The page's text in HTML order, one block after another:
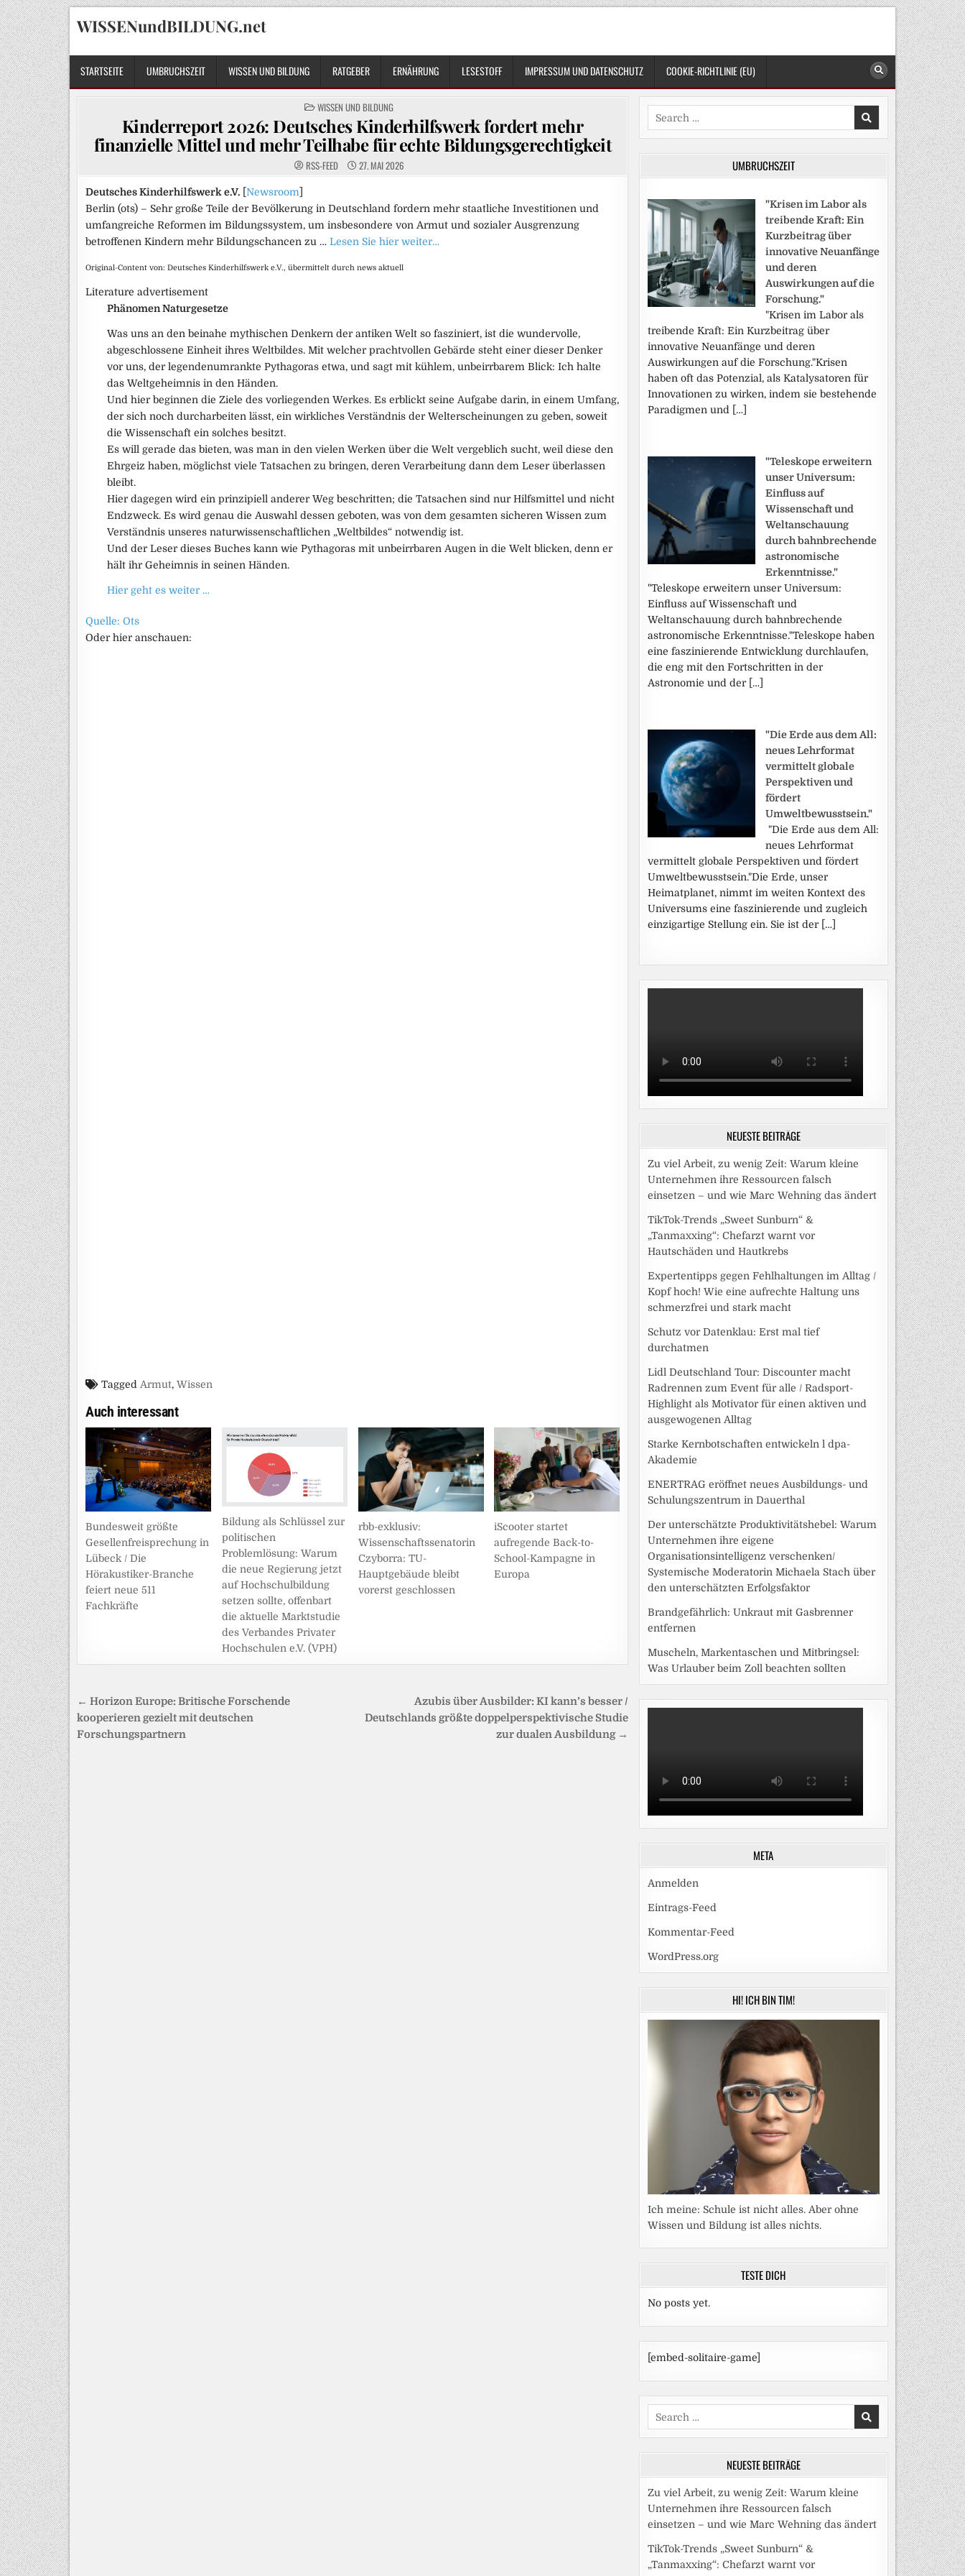
Skip
to
content
WISSENundBILDUNG.net
STARTSEITE UMBRUCHSZEIT WISSEN UND BILDUNG RATGEBER ERNÄHRUNG LESESTOFF IMPRESSUM UND DATENSCHUTZ COOKIE-RICHTLINIE (EU)
POSTED
IN
WISSEN UND BILDUNG
Kinderreport 2026: Deutsches Kinderhilfswerk fordert mehr
finanzielle Mittel und mehr Teilhabe für echte Bildungsgerechtigkeit
RSS-FEED 27. MAI 2026
Deutsches Kinderhilfswerk e.V. Newsroom
Berlin (ots) – Sehr große Teile der Bevölkerung in Deutschland fordern mehr staatliche Investitionen und
umfangreiche Reformen im Bildungssystem, um insbesondere von Armut und sozialer Ausgrenzung
betroffenen Kindern mehr Bildungschancen zu … Lesen Sie hier weiter…
Original-Content von: Deutsches Kinderhilfswerk e.V., übermittelt durch news aktuell
Literature advertisement
Phänomen Naturgesetze
Was uns an den beinahe mythischen Denkern der antiken Welt so fasziniert, ist die wundervolle,
abgeschlossene Einheit ihres Weltbildes. Mit welcher prachtvollen Gebärde steht einer dieser Denker
vor uns, der legendenumrankte Pythagoras etwa, und sagt mit kühlem, unbeirrbarem Blick: Ich halte
das Weltgeheimnis in den Händen.
Und hier beginnen die Ziele des vorliegenden Werkes. Es erblickt seine Aufgabe darin, in einem Umfang,
der sich noch durcharbeiten lässt, ein wirkliches Verständnis der Welterscheinungen zu geben, soweit
die Wissenschaft ein solches besitzt.
Es will gerade das bieten, was man in den vielen Werken über die Welt vergeblich sucht, weil diese den
Ehrgeiz haben, möglichst viele Tatsachen zu bringen, deren Verarbeitung dann dem Leser überlassen
bleibt.
Hier dagegen wird ein prinzipiell anderer Weg beschritten; die Tatsachen sind nur Hilfsmittel und nicht
Endzweck. Es wird genau die Auswahl dessen geboten, was von dem gesamten sicheren Wissen zum
Verständnis unseres naturwissenschaftlichen „Weltbildes“ notwendig ist.
Und der Leser dieses Buches kann wie Pythagoras mit unbeirrbaren Augen in die Welt blicken, denn er
hält ihr Geheimnis in seinen Händen.
Hier geht es weiter …
Quelle: Ots
Oder hier anschauen:
Tagged Armut, Wissen
Auch interessant
Bundesweit größte
Gesellenfreisprechung in
Lübeck / Die
Hörakustiker-Branche
feiert neue 511
Fachkräfte
Bildung als Schlüssel zur
politischen
Problemlösung: Warum
die neue Regierung jetzt
auf Hochschulbildung
setzen sollte, offenbart
die aktuelle Marktstudie
des Verbandes Privater
Hochschulen e.V. (VPH)
rbb-exklusiv:
Wissenschaftssenatorin
Czyborra: TU-
Hauptgebäude bleibt
vorerst geschlossen
iScooter startet
aufregende Back-to-
School-Kampagne in
Europa
Beitragsnavigation
Azubis über Ausbilder: KI kann’s besser /
Deutschlands größte doppelperspektivische Studie
zur dualen Ausbildung →
← Horizon Europe: Britische Forschende
kooperieren gezielt mit deutschen
Forschungspartnern
Search
for:
UMBRUCHSZEIT
"Krisen im Labor als
treibende Kraft: Ein
Kurzbeitrag über
innovative Neuanfänge
und deren
Auswirkungen auf die
Forschung."
"Krisen im Labor als
treibende Kraft: Ein Kurzbeitrag über
innovative Neuanfänge und deren
Auswirkungen auf die Forschung."Krisen
haben oft das Potenzial, als Katalysatoren für
Innovationen zu wirken, indem sie bestehende
Paradigmen und […]
"Teleskope erweitern
unser Universum:
Einfluss auf
Wissenschaft und
Weltanschauung
durch bahnbrechende
astronomische
Erkenntnisse."
"Teleskope erweitern unser Universum:
Einfluss auf Wissenschaft und
Weltanschauung durch bahnbrechende
astronomische Erkenntnisse."Teleskope haben
eine faszinierende Entwicklung durchlaufen,
die eng mit den Fortschritten in der
Astronomie und der […]
"Die Erde aus dem All:
neues Lehrformat
vermittelt globale
Perspektiven und
fördert
Umweltbewusstsein."
"Die Erde aus dem All:
neues Lehrformat
vermittelt globale Perspektiven und fördert
Umweltbewusstsein."Die Erde, unser
Heimatplanet, nimmt im weiten Kontext des
Universums eine faszinierende und zugleich
einzigartige Stellung ein. Sie ist der […]
NEUESTE BEITRÄGE
Zu viel Arbeit, zu wenig Zeit: Warum kleine
Unternehmen ihre Ressourcen falsch
einsetzen – und wie Marc Wehning das ändert
TikTok-Trends „Sweet Sunburn“ &
„Tanmaxxing“: Chefarzt warnt vor
Hautschäden und Hautkrebs
Expertentipps gegen Fehlhaltungen im Alltag /
Kopf hoch! Wie eine aufrechte Haltung uns
schmerzfrei und stark macht
Schutz vor Datenklau: Erst mal tief
durchatmen
Lidl Deutschland Tour: Discounter macht
Radrennen zum Event für alle / Radsport-
Highlight als Motivator für einen aktiven und
ausgewogenen Alltag
Starke Kernbotschaften entwickeln l dpa-
Akademie
ENERTRAG eröffnet neues Ausbildungs- und
Schulungszentrum in Dauerthal
Der unterschätzte Produktivitätshebel: Warum
Unternehmen ihre eigene
Organisationsintelligenz verschenken/
Systemische Moderatorin Michaela Stach über
den unterschätzten Erfolgsfaktor
Brandgefährlich: Unkraut mit Gasbrenner
entfernen
Muscheln, Markentaschen und Mitbringsel:
Was Urlauber beim Zoll beachten sollten
META
Anmelden
Eintrags-Feed
Kommentar-Feed
WordPress.org
HI! ICH BIN TIM!
Ich meine: Schule ist nicht alles. Aber ohne
Wissen und Bildung ist alles nichts.
TESTE DICH
No posts yet.
[embed-solitaire-game]
Search
for:
NEUESTE BEITRÄGE
Zu viel Arbeit, zu wenig Zeit: Warum kleine
Unternehmen ihre Ressourcen falsch
einsetzen – und wie Marc Wehning das ändert
TikTok-Trends „Sweet Sunburn“ &
„Tanmaxxing“: Chefarzt warnt vor